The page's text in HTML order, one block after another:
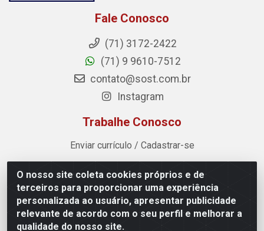
O nosso site coleta cookies próprios e de
terceiros para proporcionar uma experiência
personalizada ao usuário, apresentar publicidade
relevante de acordo com o seu perfil e melhorar a
qualidade do nosso site.
Fale Conosco
(71) 3172-2422
(71) 9 9610-7512
contato@sost.com.br
Instagram
Trabalhe Conosco
Enviar currículo / Cadastrar-se
Sost Distribuidora - Rua Cândido Rissut, 254 - Recreio
Ipitanga, Lauro de Freitas/BA - CEP 42.700-590 - CNPJ
07.041.307/0001-80